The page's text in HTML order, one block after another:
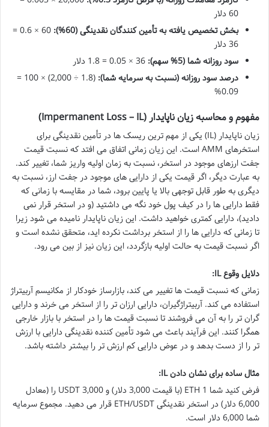
60 دلار
بخش تخصیص یافته به تأمین کنندگان نقدینگی (60%):
60 × 0.6 =
36 دلار
سود روزانه شما (5% سهم):
درصد سود روزانه (نسبت به سرمایه شما):
(1.8 ÷ 2,000) × 100 =
0.09%
مفهوم و محاسبه زیان ناپایدار (Impermanent Loss – IL)
زیان ناپایدار (IL) یکی از مهم ترین ریسک ها در تأمین نقدینگی برای
استخرهای AMM است. این زیان زمانی اتفاق می افتد که نسبت قیمت
جفت ارزهای موجود در استخر، نسبت به زمان اولیه واریز شما، تغییر کند.
به عبارت دیگر، اگر قیمت یکی از دارایی های موجود در جفت ارز، نسبت به
دیگری به طور قابل توجهی بالا یا پایین برود، شما در مقایسه با زمانی که
فقط دارایی ها را در کیف پول خود نگه می داشتید (و در استخر قرار نمی
دادید)، دارایی کمتری خواهید داشت. این زیان ناپایدار نامیده می شود زیرا
تا زمانی که دارایی ها را از استخر برداشت نکرده اید، متحقق نشده است و
اگر نسبت قیمت به حالت اولیه بازگردد، این زیان نیز از بین می رود.
دلایل وقوع IL:
زمانی که نسبت قیمت ها تغییر می کند، بازارساز خودکار از مکانیسم آربیتراژ
استفاده می کند. آربیتراژگیران، دارایی ارزان تر را از استخر می خرند و دارایی
گران تر را به آن می فروشند تا نسبت قیمت ها را در استخر با بازار خارجی
همگرا کنند. این فرآیند باعث می شود تأمین کننده نقدینگی دارایی با ارزش
تر را از دست بدهد و در عوض دارایی کم ارزش تر را بیشتر داشته باشد.
مثال ساده برای نشان دادن IL:
فرض کنید شما 1 ETH (با قیمت 3,000 دلار) و 3,000 USDT را (معادل
6,000 دلار) در استخر نقدینگی ETH/USDT قرار می دهید. مجموع سرمایه
شما 6,000 دلار است.